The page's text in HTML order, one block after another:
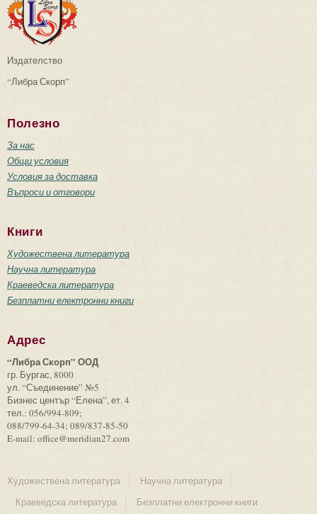
Издателство
“Либра Скорп”
Полезно
За нас
Общи условия
Условия за доставка
Въпроси и отговори
Книги
Художествена литература
Научна литература
Краеведска литература
Безплатни електронни книги
Адрес
“Либра Скорп” ООД
гр. Бургас, 8000
ул. “Съединение” №5
Бизнес център “Елена”, ет. 4
тел.: 056/994-809;
088/799-64-34; 089/837-85-50
E-mail: office@meridian27.com
Художествена литература
Научна литература
Краеведска литература
Безплатни електронни книги